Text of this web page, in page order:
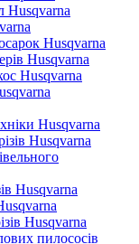
Husqvarna
Husqvarna
Husqvarna
Husqvarna
Husqvarna
Husqvarna
Husqvarna
Husqvarna
пилососів